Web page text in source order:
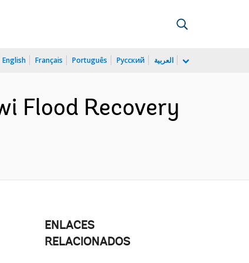
English Français Português Русский العربية
Flood Recovery
ENLACES
RELACIONADOS